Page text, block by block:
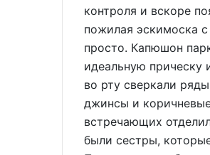
контроля и вскоре
пожилая эскимоска
просто. Капюшон
идеальную
во рту сверкали
джинсы и
встречающих
были сестры,